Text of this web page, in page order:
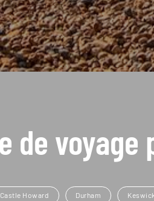
de
Castle Howard Durham Keswick